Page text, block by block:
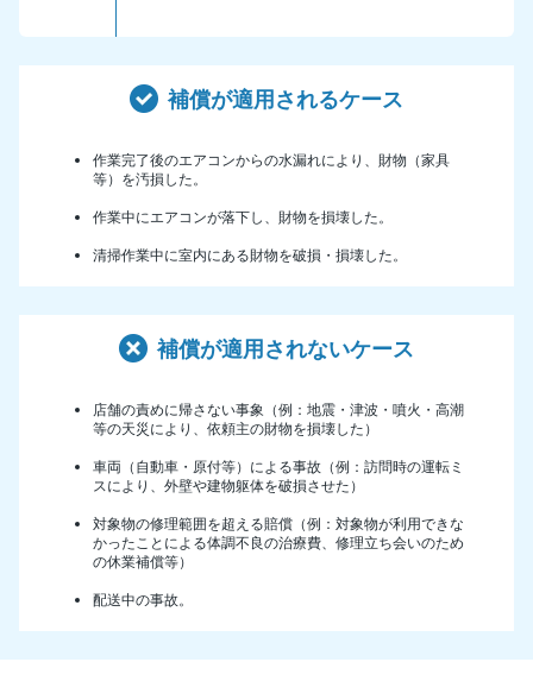
補償が適用されるケース
作業完了後のエアコンからの水漏れにより、財物（家具
等）を汚損した。
作業中にエアコンが落下し、財物を損壊した。
清掃作業中に室内にある財物を破損・損壊した。
補償が適用されないケース
店舗の責めに帰さない事象（例：地震・津波・噴火・高潮
等の天災により、依頼主の財物を損壊した）
車両（自動車・原付等）による事故（例：訪問時の運転ミ
スにより、外壁や建物躯体を破損させた）
対象物の修理範囲を超える賠償（例：対象物が利用できな
かったことによる体調不良の治療費、修理立ち会いのため
の休業補償等）
配送中の事故。